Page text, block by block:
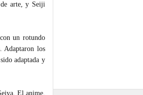
arte, y Seiji
un rotundo
Adaptaron los
adaptada y
. El anime,